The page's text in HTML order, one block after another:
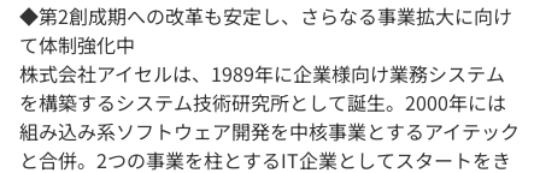
◆第2創成期への改革も安定し、さらなる事業拡大に向け
て体制強化中
株式会社アイセルは、1989年に企業様向け業務システム
を構築するシステム技術研究所として誕生。2000年には
組み込み系ソフトウェア開発を中核事業とするアイテック
と合併。2つの事業を柱とするIT企業としてスタートをき